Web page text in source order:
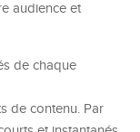
audience et
de chaque
de contenu. Par